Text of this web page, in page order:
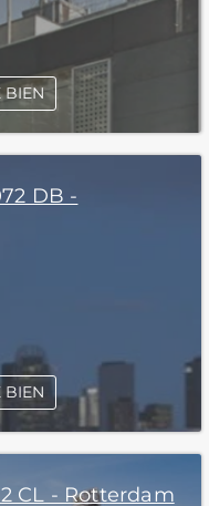
BIEN
DB -
BIEN
CL - Rotterdam